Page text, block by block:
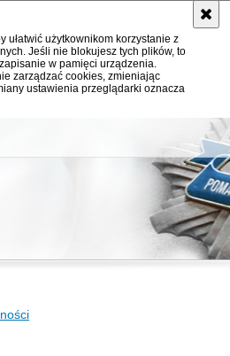
ułatwić użytkownikom korzystanie z
Jeśli nie blokujesz tych plików, to
w pamięci urządzenia.
zarządzać cookies, zmieniając
ustawienia przeglądarki oznacza